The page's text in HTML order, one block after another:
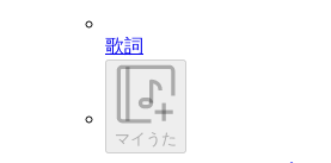
歌詞
マイうた